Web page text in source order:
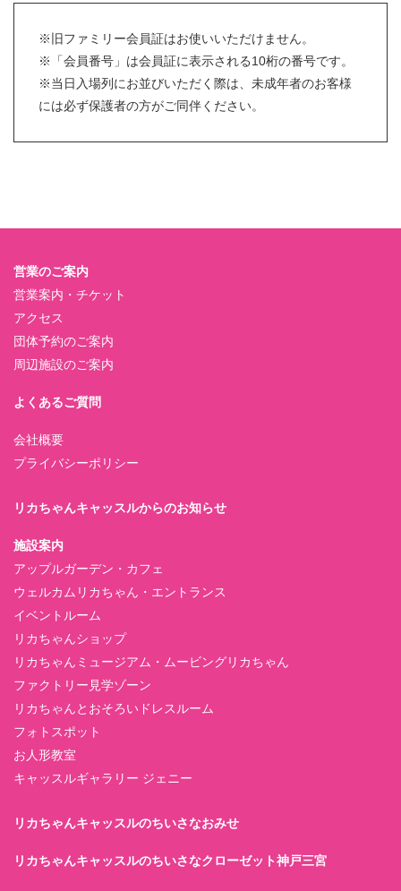
※旧ファミリー会員証はお使いいただけません。
※「会員番号」は会員証に表示される10桁の番号です。
※当日入場列にお並びいただく際は、未成年者のお客様
には必ず保護者の方がご同伴ください。
営業のご案内
営業案内・チケット
アクセス
団体予約のご案内
周辺施設のご案内
よくあるご質問
会社概要
プライバシーポリシー
リカちゃんキャッスルからのお知らせ
施設案内
アップルガーデン・カフェ
ウェルカムリカちゃん・エントランス
イベントルーム
リカちゃんショップ
リカちゃんミュージアム・ムービングリカちゃん
ファクトリー見学ゾーン
リカちゃんとおそろいドレスルーム
フォトスポット
お人形教室
キャッスルギャラリー ジェニー
リカちゃんキャッスルのちいさなおみせ
リカちゃんキャッスルのちいさなクローゼット神戸三宮